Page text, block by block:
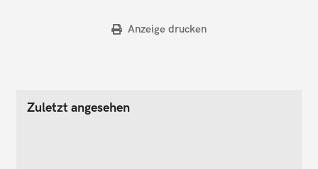
Anzeige drucken
Zuletzt angesehen